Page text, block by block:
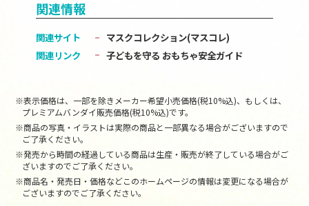
関連情報
関連サイト
マスクコレクション(マスコレ)
関連リンク
子どもを守る おもちゃ安全ガイド
※表示価格は、一部を除きメーカー希望小売価格(税10%込)、もしくは、
プレミアムバンダイ販売価格(税10%込)です。
※商品の写真・イラストは実際の商品と一部異なる場合がございますので
ご了承ください。
※発売から時間の経過している商品は生産・販売が終了している場合がご
ざいますのでご了承ください。
※商品名・発売日・価格などこのホームページの情報は変更になる場合が
ございますのでご了承ください。